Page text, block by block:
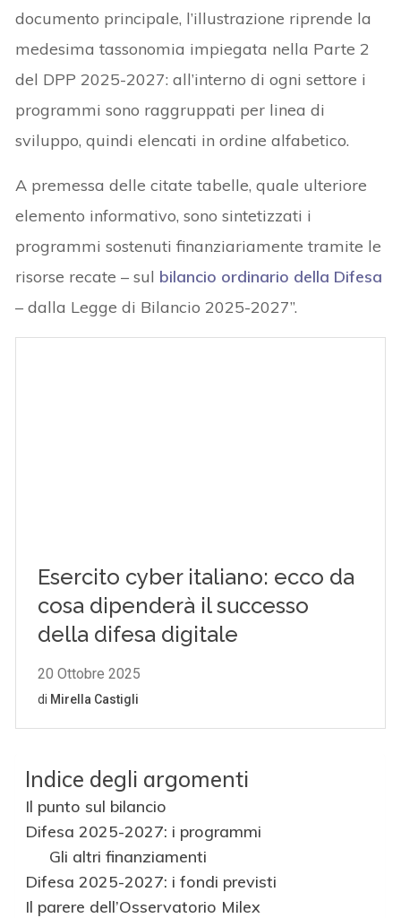
documento principale, l’illustrazione riprende la
medesima tassonomia impiegata nella Parte 2
del DPP 2025-2027: all’interno di ogni settore i
programmi sono raggruppati per linea di
sviluppo, quindi elencati in ordine alfabetico.
A premessa delle citate tabelle, quale ulteriore
elemento informativo, sono sintetizzati i
programmi sostenuti finanziariamente tramite le
risorse recate – sul bilancio ordinario della Difesa
– dalla Legge di Bilancio 2025-2027”.
Indice degli argomenti
Il punto sul bilancio
Difesa 2025-2027: i programmi
Gli altri finanziamenti
Difesa 2025-2027: i fondi previsti
Il parere dell’Osservatorio Milex